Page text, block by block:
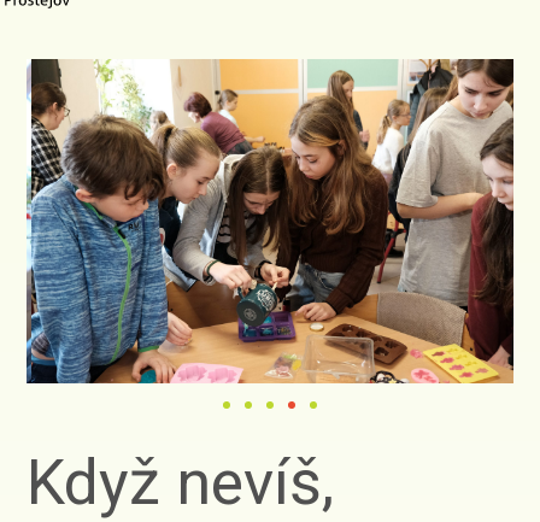
Když nevíš,